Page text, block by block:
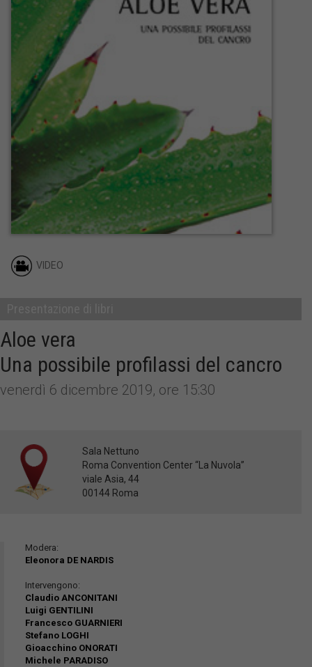
VIDEO
Aloe vera
Una possibile profilassi del cancro
venerdì 6 dicembre 2019, ore 15:30
Sala Nettuno
Roma Convention Center “La Nuvola”
viale Asia, 44
00144 Roma
Modera:
Eleonora DE NARDIS
Intervengono:
Claudio ANCONITANI
Luigi GENTILINI
Francesco GUARNIERI
Stefano LOGHI
Gioacchino ONORATI
Michele PARADISO